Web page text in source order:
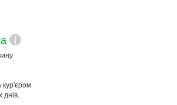
i
кур'єром
днів.